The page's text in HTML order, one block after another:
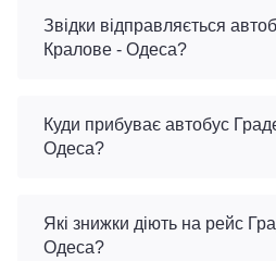
Звідки відправляється
Кралове - Одеса?
Куди прибуває автобус
Одеса?
Які знижки діють на рейс
Одеса?